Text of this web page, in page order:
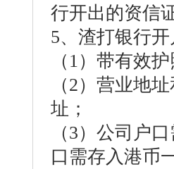
行开出的资信
5、渣打银行
（1）带有效
（2）营业地
址；
（3）公司户
口需存入港币